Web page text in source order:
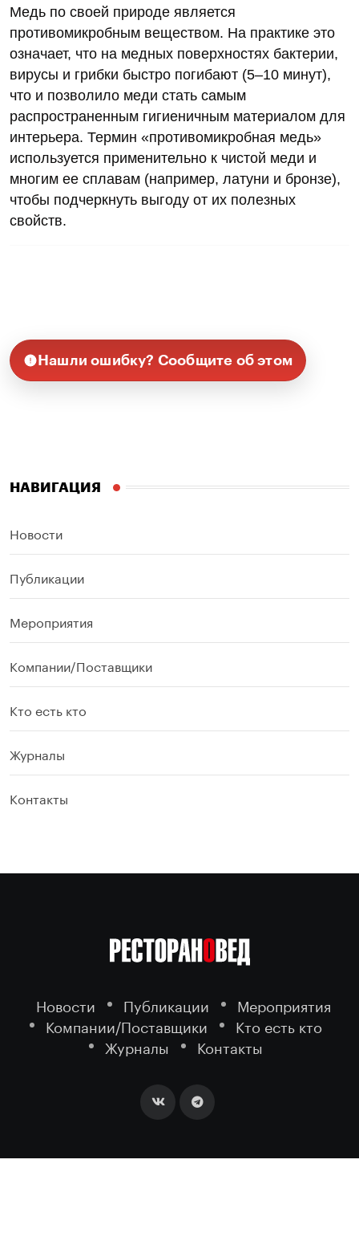
Медь по своей природе является
противомикробным веществом. На практике это
означает, что на медных поверхностях бактерии,
вирусы и грибки быстро погибают (5–10 минут),
что и позволило меди стать самым
распространенным гигиеничным материалом для
интерьера. Термин «противомикробная медь»
используется применительно к чистой меди и
многим ее сплавам (например, латуни и бронзе),
чтобы подчеркнуть выгоду от их полезных
свойств.
Нашли ошибку? Сообщите об этом
НАВИГАЦИЯ
Новости
Публикации
Мероприятия
Компании/Поставщики
Кто есть кто
Журналы
Контакты
Новости Публикации
Мероприятия
Компании/Поставщики
Кто есть кто
Журналы
Контакты